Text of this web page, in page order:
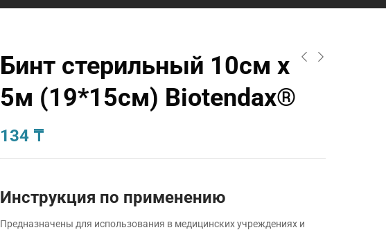
Бинт стерильный 10см х
5м (19*15см) Biotendax®
134 ₸
Инструкция по применению
Предназначены для использования в медицинских учреждениях и